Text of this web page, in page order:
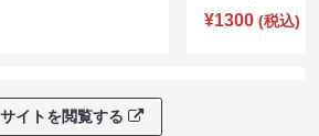
¥1300 (税込)
サイトを閲覧する